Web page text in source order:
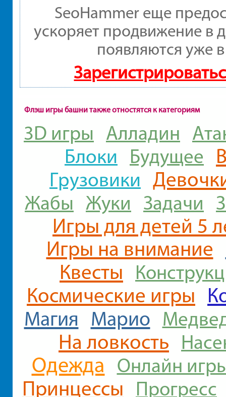
SeoHammer еще
ускоряет продвижение в
появляются уже
Флэш игры башни также отностятся к категориям
3D игры Алладин
Блоки Будущее
Грузовики
Жабы Жуки Задачи
Игры для детей 5
Игры на внимание
Квесты
Космические игры
Магия Марио
На ловкость
Одежда Онлайн
Принцессы Прогресс